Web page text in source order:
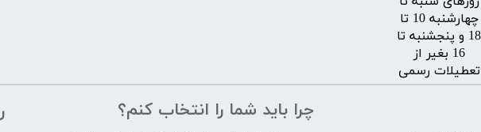
چهارشنبه 10 تا
18 و پنجشنبه تا
16 بغیر از
تعطیلات رسمی
چرا باید شما را انتخاب کنم؟